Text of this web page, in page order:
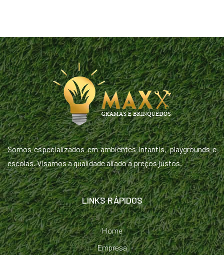
Somos especializados em ambientes infantis, playgrounds e
escolas. Visamos a qualidade aliado a preços justos.
LINKS RÁPIDOS
Home
Empresa